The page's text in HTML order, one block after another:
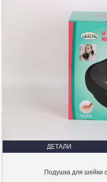
ДЕТАЛИ
Подушка для шейки